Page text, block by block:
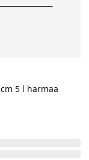
5 l harmaa